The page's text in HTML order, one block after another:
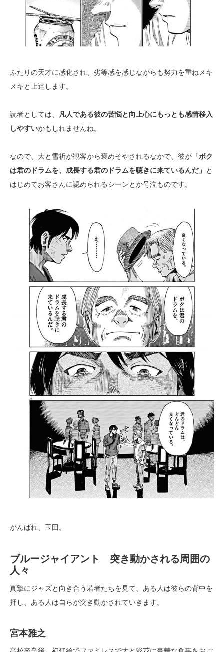
ふたりの天才に感化され、劣等感を感じながらも努力を重ねメキ
メキと上達します。
読者としては、
凡人である彼の苦悩と向上心にもっとも感情移入
しやすいかもしれませんね。
なので、大と雪祈が観客から褒めそやされるなかで、彼が 「ボク
は君のドラムを、成長する君のドラムを聴きに来ているんだ」 と
はじめてお客さんに認められるシーンとか号泣ものです。
がんばれ、玉田。
ブルージャイアント 突き動かされる周囲の
人々
真摯にジャズと向き合う若者たちを見て、ある人は彼らの背中を
押し、ある人は自らが突き動かされていきます。
宮本雅之